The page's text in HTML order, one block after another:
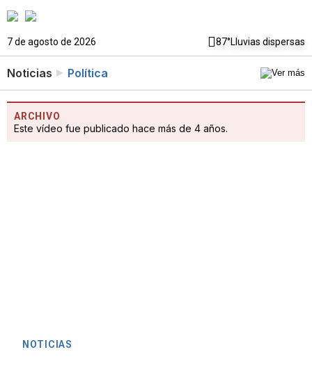
7 de agosto de 2026 87°Lluvias dispersas
Noticias Política
ARCHIVO
Este vídeo fue publicado hace más de 4 años.
NOTICIAS